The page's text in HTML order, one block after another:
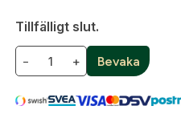
Tillfälligt slut.
− + Bevaka
Lösenord:*
Postnummer:*
Fyll i din e-post adress
så fort den här
sortiment.